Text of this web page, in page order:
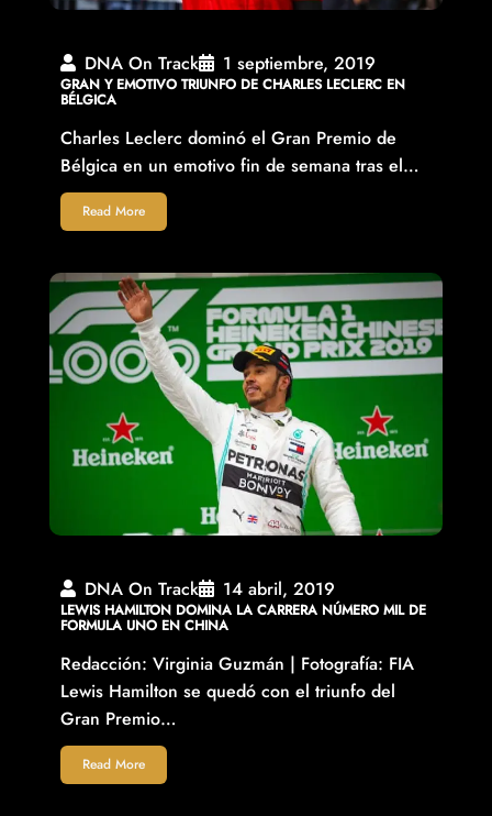
DNA On Track 1 septiembre, 2019
GRAN Y EMOTIVO TRIUNFO DE CHARLES LECLERC EN
BÉLGICA
Charles Leclerc dominó el Gran Premio de
Bélgica en un emotivo fin de semana tras el…
Read More
DNA On Track 14 abril, 2019
LEWIS HAMILTON DOMINA LA CARRERA NÚMERO MIL DE
FORMULA UNO EN CHINA
Redacción: Virginia Guzmán | Fotografía: FIA
Lewis Hamilton se quedó con el triunfo del
Gran Premio…
Read More